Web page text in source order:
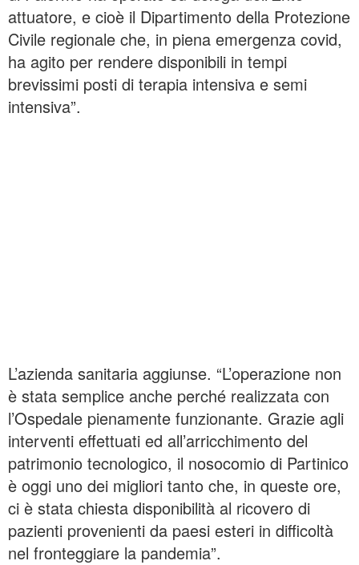
attuatore, e cioè il Dipartimento della Protezione
Civile regionale che, in piena emergenza covid,
ha agito per rendere disponibili in tempi
brevissimi posti di terapia intensiva e semi
intensiva”.
L’azienda sanitaria aggiunse. “L’operazione non
è stata semplice anche perché realizzata con
l’Ospedale pienamente funzionante. Grazie agli
interventi effettuati ed all’arricchimento del
patrimonio tecnologico, il nosocomio di Partinico
è oggi uno dei migliori tanto che, in queste ore,
ci è stata chiesta disponibilità al ricovero di
pazienti provenienti da paesi esteri in difficoltà
nel fronteggiare la pandemia”.